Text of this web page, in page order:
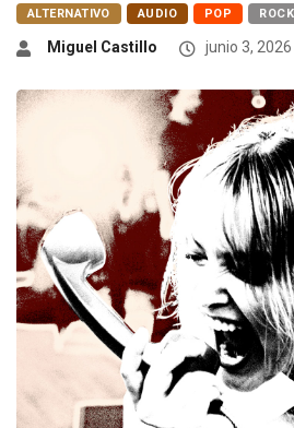
ALTERNATIVO AUDIO POP ROCK
Miguel Castillo junio 3, 2026